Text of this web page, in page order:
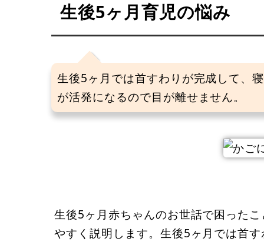
生後5ヶ月育児の悩み
生後5ヶ月では首すわりが完成して、
が活発になるので目が離せません。
生後5ヶ月赤ちゃんのお世話で困った
やすく説明します。生後5ヶ月では首